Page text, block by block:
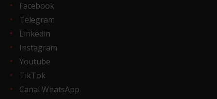
Facebook
Telegram
Linkedin
Instagram
Youtube
TikTok
Canal WhatsApp